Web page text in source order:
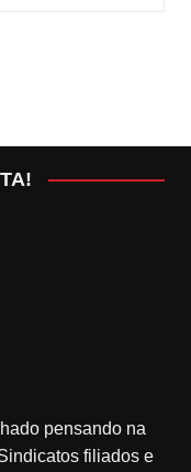
pensando na
filiados e